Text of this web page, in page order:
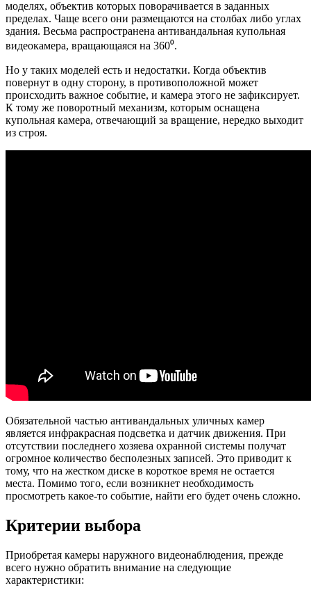
моделях, объектив которых поворачивается в заданных
пределах. Чаще всего они размещаются на столбах либо углах
здания. Весьма распространена антивандальная купольная
видеокамера, вращающаяся на 360⁰.
Но у таких моделей есть и недостатки. Когда объектив
повернут в одну сторону, в противоположной может
происходить важное событие, и камера этого не зафиксирует.
К тому же поворотный механизм, которым оснащена
купольная камера, отвечающий за вращение, нередко выходит
из строя.
Обязательной частью антивандальных уличных камер
является инфракрасная подсветка и датчик движения. При
отсутствии последнего хозяева охранной системы получат
огромное количество бесполезных записей. Это приводит к
тому, что на жестком диске в короткое время не остается
места. Помимо того, если возникнет необходимость
просмотреть какое-то событие, найти его будет очень сложно.
Критерии выбора
Приобретая камеры наружного видеонаблюдения, прежде
всего нужно обратить внимание на следующие
характеристики: